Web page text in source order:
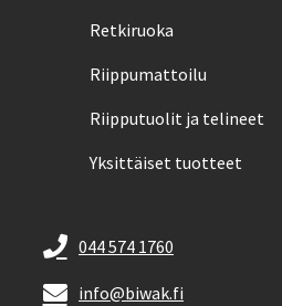
Retkiruoka
Riippumattoilu
Riipputuolit ja telineet
Yksittäiset tuotteet
044 574 1760
info@biwak.fi